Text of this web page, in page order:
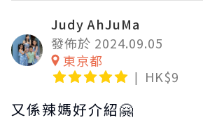
Judy AhJuMa
發佈於 2024.09.05
東京都
HK$9
又係辣媽好介紹🤗